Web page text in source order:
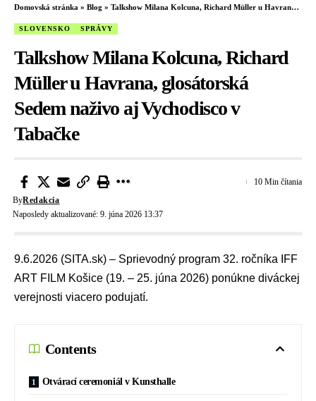
Domovská stránka » Blog » Talkshow Milana Kolcuna, Richard Müller u Havrana, glosátorská Sedem naživo aj Vychodisco v Tabačke
SLOVENSKO SPRÁVY
Talkshow Milana Kolcuna, Richard
Müller u Havrana, glosátorská
Sedem naživo aj Vychodisco v
Tabačke
Naposledy aktualizované: 9. júna 2026 13:37
ByRedakcia
10 Min čítania
9.6.2026 (SITA.sk) – Sprievodný program 32. ročníka IFF
ART FILM Košice (19. – 25. júna 2026) ponúkne diváckej
verejnosti viacero podujatí.
Contents
Otvárací ceremoniál v Kunsthalle